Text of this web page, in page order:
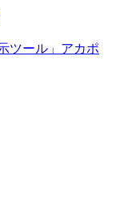
ツール」アカポ